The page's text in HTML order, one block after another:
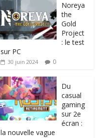
Noreya
the
Gold
Project
: le test
sur PC
30 juin 2024 0
Du
casual
gaming
sur 2e
écran :
la nouvelle vague